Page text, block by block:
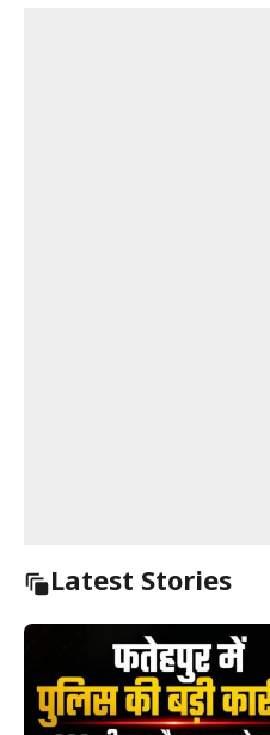
Latest Stories